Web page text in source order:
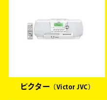
ビクター Victor JVC